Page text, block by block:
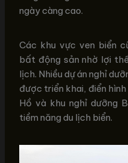
ngày càng cao.
Các khu vực ven biển
bất động sản nhờ lợi
lịch. Nhiều dự án nghỉ
được triển khai, điển hình
Hồ và khu nghỉ dưỡng
tiềm năng du lịch biển.